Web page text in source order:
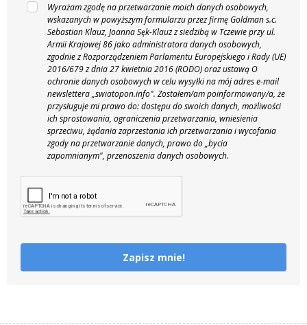
Wyrażam zgodę na przetwarzanie moich danych osobowych,
wskazanych w powyższym formularzu przez firmę Goldman s.c.
Sebastian Klauz, Joanna Sęk-Klauz z siedzibą w Tczewie przy ul.
Armii Krajowej 86 jako administratora danych osobowych,
zgodnie z Rozporządzeniem Parlamentu Europejskiego i Rady (UE)
2016/679 z dnia 27 kwietnia 2016 (RODO) oraz ustawą O
ochronie danych osobowych w celu wysyłki na mój adres e-mail
newslettera „swiatopon.info". Zostałem/am poinformowany/a, że
przysługuje mi prawo do: dostępu do swoich danych, możliwości
ich sprostowania, ograniczenia przetwarzania, wniesienia
sprzeciwu, żądania zaprzestania ich przetwarzania i wycofania
zgody na przetwarzanie danych, prawo do „bycia
zapomnianym", przenoszenia danych osobowych.
Zapisz mnie!